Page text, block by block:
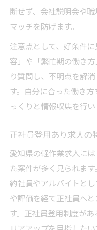
断せず、会社説明会や
マッチを防げます。
注意点として、好条件
容」や「繁忙期の働き
り質問し、不明点を解
す。自分に合った働き
っくりと情報収集を行い
正社員登用あり求人の
愛知県の軽作業求人に
た案件が多く見られま
約社員やアルバイトと
や評価を経て正社員へ
す。正社員登用制度が